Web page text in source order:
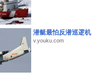
潜艇最怕反潜巡逻机
v.youku.com